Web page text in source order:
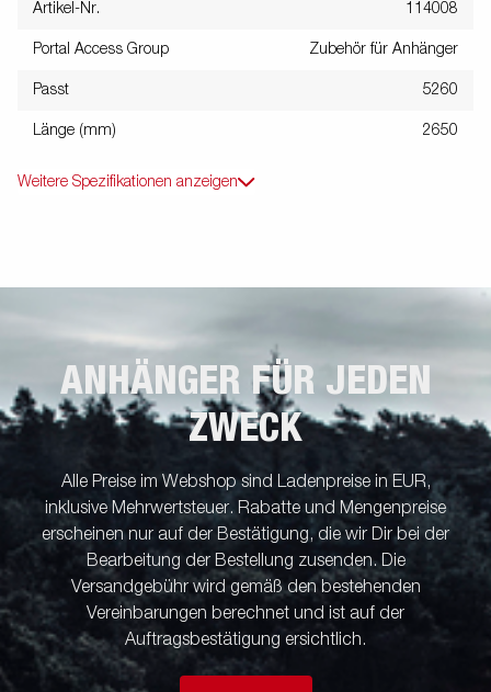
Artikel-Nr. 114008
Portal Access Group Zubehör für Anhänger
Passt 5260
Länge (mm) 2650
Weitere Spezifikationen anzeigen
ANHÄNGER FÜR JEDEN
ZWECK
Alle Preise im Webshop sind Ladenpreise in EUR,
inklusive Mehrwertsteuer. Rabatte und Mengenpreise
erscheinen nur auf der Bestätigung, die wir Dir bei der
Bearbeitung der Bestellung zusenden. Die
Versandgebühr wird gemäß den bestehenden
Vereinbarungen berechnet und ist auf der
Auftragsbestätigung ersichtlich.